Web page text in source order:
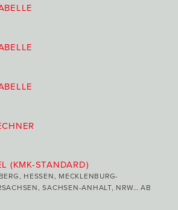
(KMK-STANDARD)
HESSEN, MECKLENBURG-
SACHSEN-ANHALT, NRW… AB